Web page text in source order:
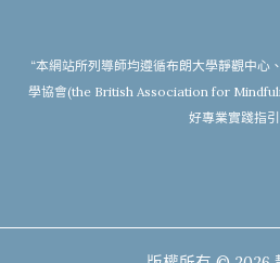
“本網站所列導師均遵循布朗大學靜觀中心
學協會(the British Association for
好專業實踐指